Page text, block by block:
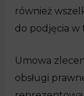
również
do podjęcia w
Umowa
obsługi